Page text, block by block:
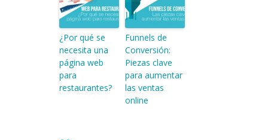
¿Por qué se
necesita una
página web
para
restaurantes?
Funnels de
Conversión:
Piezas clave
para aumentar
las ventas
online